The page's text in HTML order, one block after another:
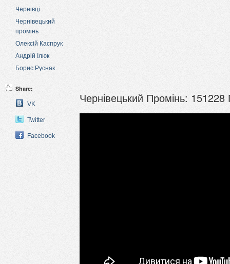
Чернівці
Чернівецький
промінь
Олексій Каспрук
Андрій Ілюк
Борис Руснак
Share:
VK
Twitter
Facebook
Чернівецький Промінь: